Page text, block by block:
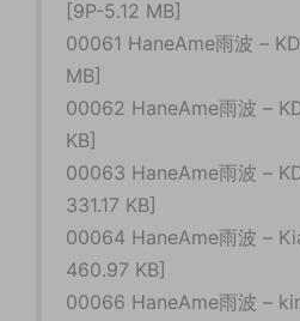
[9P-5.12 MB]
00061 HaneAme雨波 –
MB]
00062 HaneAme雨波 –
KB]
00063 HaneAme雨波 –
331.17 KB]
00064 HaneAme雨波 –
460.97 KB]
00066 HaneAme雨波 –